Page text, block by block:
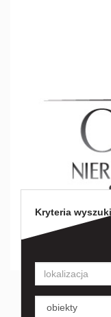
Kryteria